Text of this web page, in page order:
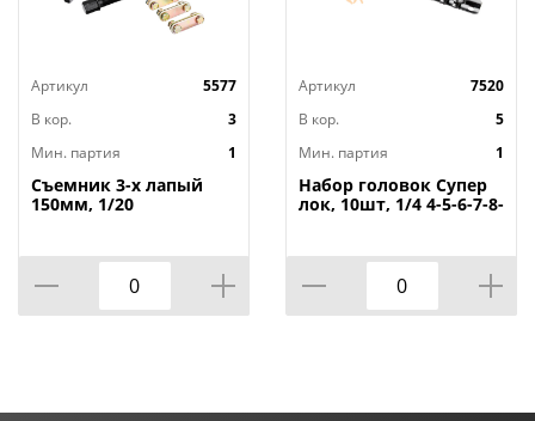
Артикул
5577
В кор.
3
Мин. партия
1
Съемник 3-х лапый
150мм, 1/20
Артикул
7520
В кор.
5
Мин. партия
1
Набор головок Супер
лок, 10шт, 1/4 4-5-6-7-8-